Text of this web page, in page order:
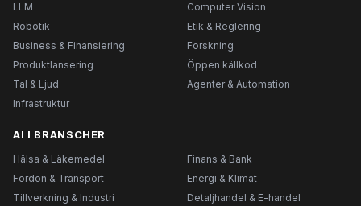
LLM
Computer Vision
Robotik
Etik & Reglering
Business & Finansiering
Forskning
Produktlansering
Öppen källkod
Tal & Ljud
Agenter & Automation
Infrastruktur
AI I BRANSCHER
Hälsa & Läkemedel
Finans & Bank
Fordon & Transport
Energi & Klimat
Tillverkning & Industri
Detaljhandel & E-handel